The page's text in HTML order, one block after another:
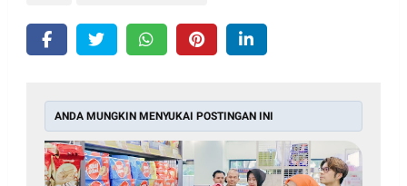
ANDA MUNGKIN MENYUKAI POSTINGAN INI